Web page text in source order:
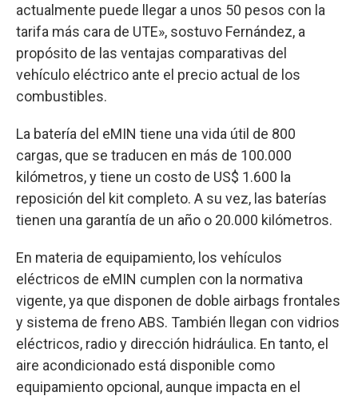
actualmente puede llegar a unos 50 pesos con la
tarifa más cara de UTE», sostuvo Fernández, a
propósito de las ventajas comparativas del
vehículo eléctrico ante el precio actual de los
combustibles.
La batería del eMIN tiene una vida útil de 800
cargas, que se traducen en más de 100.000
kilómetros, y tiene un costo de US$ 1.600 la
reposición del kit completo. A su vez, las baterías
tienen una garantía de un año o 20.000 kilómetros.
En materia de equipamiento, los vehículos
eléctricos de eMIN cumplen con la normativa
vigente, ya que disponen de doble airbags frontales
y sistema de freno ABS. También llegan con vidrios
eléctricos, radio y dirección hidráulica. En tanto, el
aire acondicionado está disponible como
equipamiento opcional, aunque impacta en el